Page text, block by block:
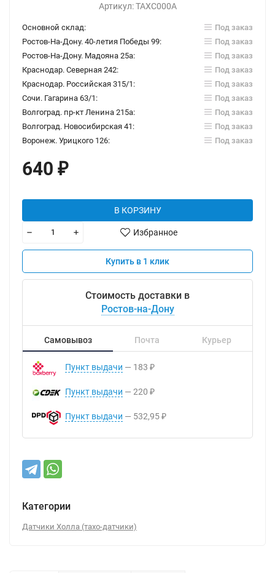
Артикул:ТАХС000А
Основной склад:
Под заказ
Ростов-На-Дону. 40-летия Победы 99:
Под заказ
Ростов-На-Дону. Мадояна 25а:
Под заказ
Краснодар. Северная 242:
Под заказ
Краснодар. Российская 315/1:
Под заказ
Сочи. Гагарина 63/1:
Под заказ
Волгоград. пр-кт Ленина 215а:
Под заказ
Волгоград. Новосибирская 41:
Под заказ
Воронеж. Урицкого 126:
Под заказ
640 ₽
В КОРЗИНУ
Избранное
Купить в 1 клик
Стоимость доставки в
Ростов-на-Дону
Самовывоз Почта Курьер
Пункт выдачи 183 ₽
Пункт выдачи 220 ₽
Пункт выдачи 532,95 ₽
Категории
Датчики Холла (тахо-датчики)